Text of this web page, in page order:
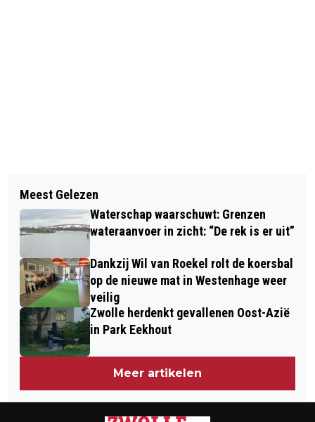
D66 GAAT VOOR EEN SCHULDENVRIJ
ZWOLLE: "IEDEREEN IN ZWOLLE MOET
KUNNEN LEVEN ZONDER
GELDZORGEN"
VAN WAARDE HEEFT STEUN NODIG:
EEN WINKEL WAAR LEREN, WERKEN
Meest Gelezen
Waterschap waarschuwt: Grenzen
wateraanvoer in zicht: “De rek is er uit”
Dankzij Wil van Roekel rolt de koersbal
op de nieuwe mat in Westenhage weer
veilig
Zwolle herdenkt gevallenen Oost-Azië
in Park Eekhout
Meer artikelen